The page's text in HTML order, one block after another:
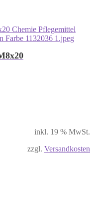
inkl. 19 % MwSt.
zzgl. Versandkosten